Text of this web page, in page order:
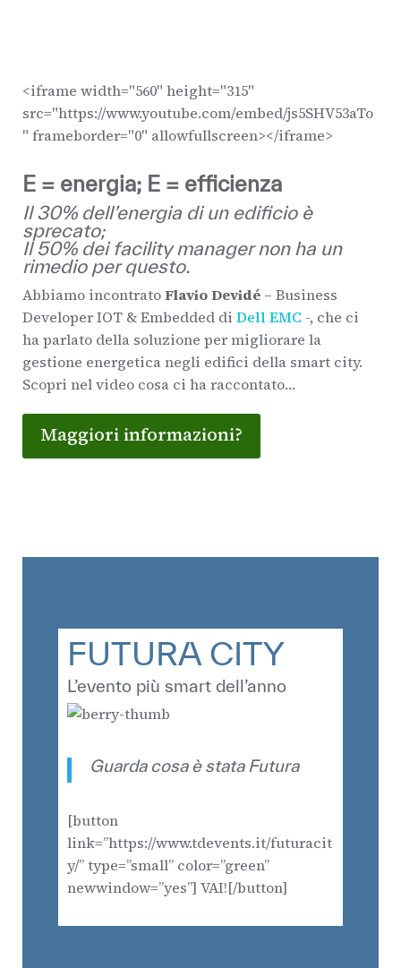
<iframe width="560" height="315"
src="https://www.youtube.com/embed/js5SHV53aTo
" frameborder="0" allowfullscreen></iframe>
E = energia; E = efficienza
Il 30% dell’energia di un edificio è
sprecato;
Il 50% dei facility manager non ha un
rimedio per questo.
Abbiamo incontratoFlavio Devidé – Business
Developer IOT & Embedded di Dell EMC -, che ci
ha parlato della soluzione per migliorare la
gestione energetica negli edifici della smart city.
Scopri nel video cosa ci ha raccontato…
Maggiori informazioni?
FUTURA CITY
L’evento più smart dell’anno
Guarda cosa è stata Futura
[button
link=”https://www.tdevents.it/futuracit
y/” type=”small” color=”green”
newwindow=”yes”] VAI![/button]